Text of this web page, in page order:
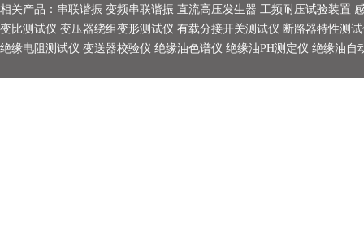
相关产品： 串联谐振 变频串联谐振 直流高压发生器 工频耐压试验装置
变比测试仪 变压器绕组变形测试仪 有载分接开关测试仪 断路器特性测
绝缘电阻测试仪 变送器校验仪 绝缘油色谱仪 绝缘油PH测定仪 绝缘油自